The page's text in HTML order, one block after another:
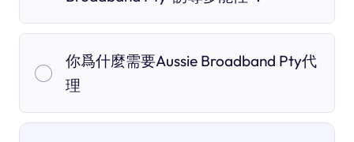
你爲什麼需要Aussie Broadband Pty代
理